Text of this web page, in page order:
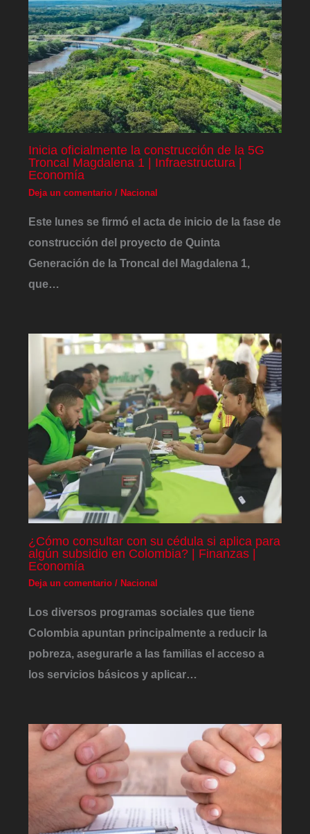
Inicia oficialmente la construcción de la 5G
Troncal Magdalena 1 | Infraestructura |
Economía
Deja un comentario /Nacional
Este lunes se firmó el acta de inicio de la fase de
construcción del proyecto de Quinta
Generación de la Troncal del Magdalena 1,
que…
¿Cómo consultar con su cédula si aplica para
algún subsidio en Colombia? | Finanzas |
Economía
Deja un comentario / Nacional
Los diversos programas sociales que tiene
Colombia apuntan principalmente a reducir la
pobreza, asegurarle a las familias el acceso a
los servicios básicos y aplicar…